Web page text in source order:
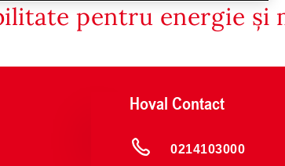
pentru energie și
Hoval Contact
0214103000